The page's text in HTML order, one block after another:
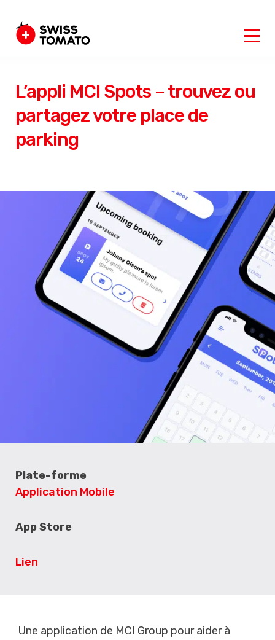
L’appli MCI Spots – trouvez ou
partagez votre place de
parking
Une application de MCI Group pour aider à
Plate-forme
Application Mobile
App Store
Lien